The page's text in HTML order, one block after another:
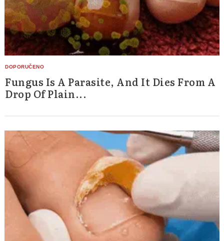
Fungus Is A Parasite, And It Dies From A
Drop Of Plain...